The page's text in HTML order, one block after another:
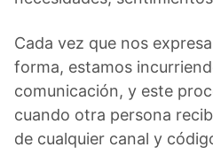
Cada vez que nos
forma, estamos
comunicación, y este
cuando otra persona
de cualquier canal y